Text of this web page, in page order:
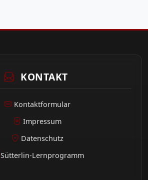
KONTAKT
Kontaktformular
Impressum
Datenschutz
Sütterlin-Lernprogramm